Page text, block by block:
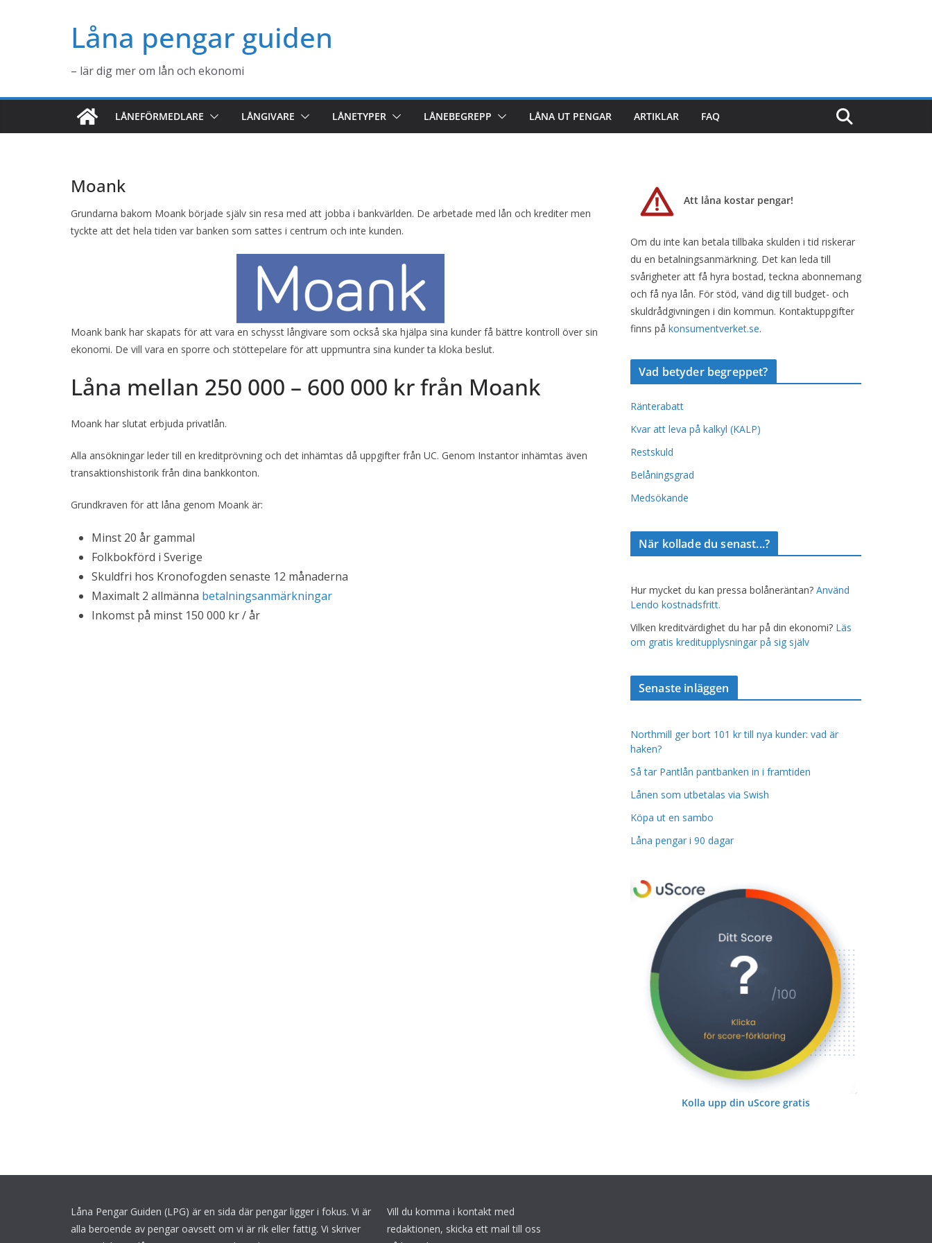
Låna pengar guiden
– lär dig mer om lån och ekonomi
LÅNEFÖRMEDLARE LÅNGIVARE LÅNETYPER LÅNEBEGREPP LÅNA UT PENGAR ARTIKLAR FAQ
Moank
Grundarna bakom Moank började själv sin resa med att jobba i bankvärlden. De arbetade med lån och krediter men
tyckte att det hela tiden var banken som sattes i centrum och inte kunden.
Moank bank har skapats för att vara en schysst långivare som också ska hjälpa sina kunder få bättre kontroll över sin
ekonomi. De vill vara en sporre och stöttepelare för att uppmuntra sina kunder ta kloka beslut.
Låna mellan 250 000 – 600 000 kr från Moank
Moank har slutat erbjuda privatlån.
Alla ansökningar leder till en kreditprövning och det inhämtas då uppgifter från UC. Genom Instantor inhämtas även
transaktionshistorik från dina bankkonton.
Grundkraven för att låna genom Moank är:
Minst 20 år gammal
Folkbokförd i Sverige
Skuldfri hos Kronofogden senaste 12 månaderna
Maximalt 2 allmänna betalningsanmärkningar
Inkomst på minst 150 000 kr / år
Att låna kostar pengar!
Om du inte kan betala tillbaka skulden i tid riskerar
du en betalningsanmärkning. Det kan leda till
svårigheter att få hyra bostad, teckna abonnemang
och få nya lån. För stöd, vänd dig till budget- och
skuldrådgivningen i din kommun. Kontaktuppgifter
finns på konsumentverket.se.
Vad betyder begreppet?
Ränterabatt
Kvar att leva på kalkyl (KALP)
Restskuld
Belåningsgrad
Medsökande
När kollade du senast...?
Hur mycket du kan pressa bolåneräntan? Använd
Lendo kostnadsfritt.
Vilken kreditvärdighet du har på din ekonomi? Läs
om gratis kreditupplysningar på sig själv
Senaste inläggen
Northmill ger bort 101 kr till nya kunder: vad är
haken?
Så tar Pantlån pantbanken in i framtiden
Lånen som utbetalas via Swish
Köpa ut en sambo
Låna pengar i 90 dagar
Kolla upp din uScore gratis
Låna Pengar Guiden (LPG) är en sida där pengar ligger i fokus. Vi är
alla beroende av pengar oavsett om vi är rik eller fattig. Vi skriver
Vill du komma i kontakt med
redaktionen, skicka ett mail till oss